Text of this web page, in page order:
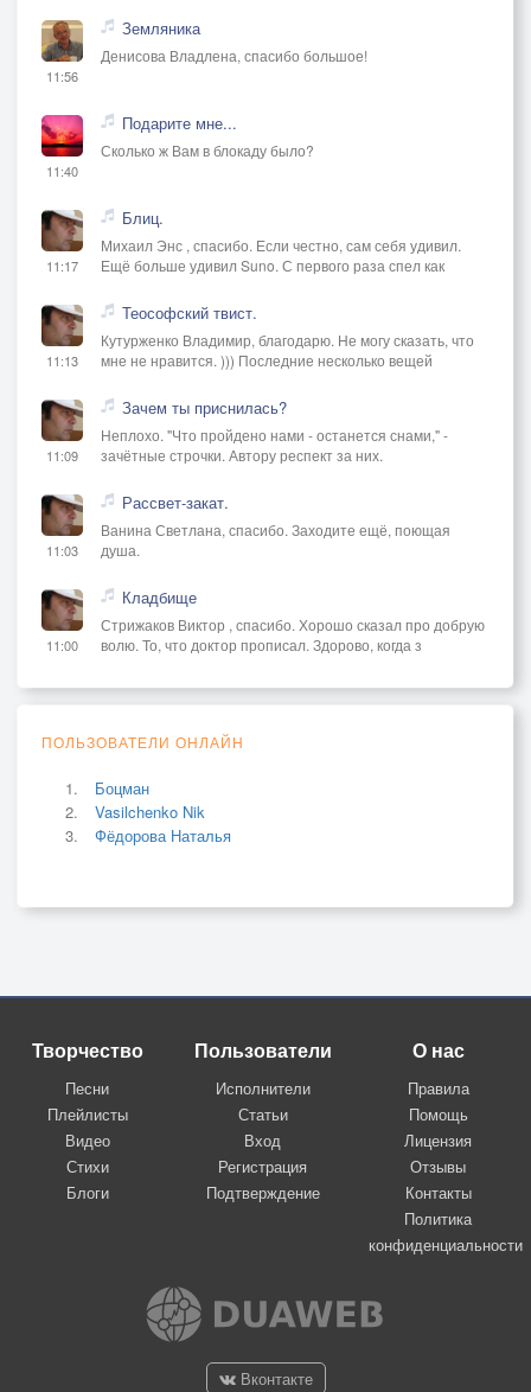
11:56
Земляника
Денисова Владлена, спасибо большое!
11:40
Подарите мне...
Сколько ж Вам в блокаду было?
11:17
Блиц.
Михаил Энс , спасибо. Если честно, сам себя удивил.
Ещё больше удивил Suno. С первого раза спел как
11:13
Теософский твист.
Кутурженко Владимир, благодарю. Не могу сказать, что
мне не нравится. ))) Последние несколько вещей
11:09
Зачем ты приснилась?
Неплохо. "Что пройдено нами - останется снами," -
зачётные строчки. Автору респект за них.
11:03
Рассвет-закат.
Ванина Светлана, спасибо. Заходите ещё, поющая
душа.
11:00
Кладбище
Стрижаков Виктор , спасибо. Хорошо сказал про добрую
волю. То, что доктор прописал. Здорово, когда з
ПОЛЬЗОВАТЕЛИ ОНЛАЙН
Боцман
Vasilchenko Nik
Фёдорова Наталья
Творчество
Песни
Плейлисты
Видео
Стихи
Блоги
Пользователи
Исполнители
Статьи
Вход
Регистрация
Подтверждение
О нас
Правила
Помощь
Лицензия
Отзывы
Контакты
Политика
конфиденциальности
Вконтакте